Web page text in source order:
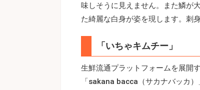
味しそうに見えません。また鱗が
た綺麗な白身が姿を現します。刺
「いちゃキムチー」
生鮮流通プラットフォームを展開
「sakana bacca（サカナバッカ